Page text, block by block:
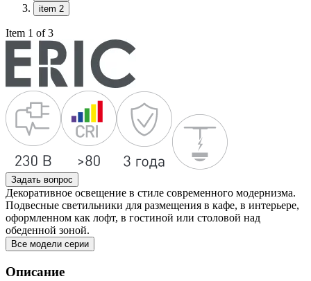
item 2
Item 1 of 3
Задать вопрос
Декоративное освещение в стиле современного модернизма.
Подвесные светильники для размещения в кафе, в интерьере,
оформленном как лофт, в гостиной или столовой над
обеденной зоной.
Все модели серии
Описание